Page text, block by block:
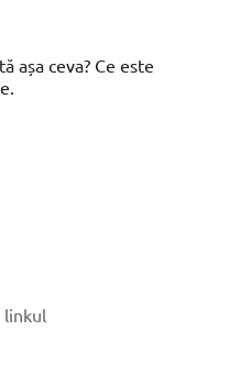
așa ceva? Ce este
linkul